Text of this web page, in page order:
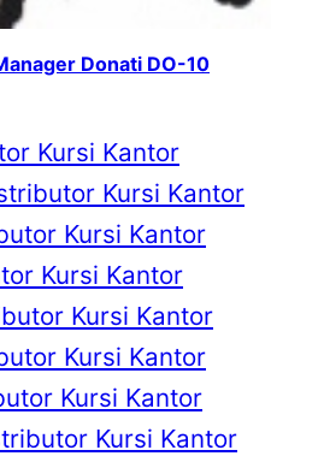
Donati DO-10
Kursi Kantor
Kursi Kantor
Kursi Kantor
Kursi Kantor
Kursi Kantor
Kursi Kantor
Kursi Kantor
Kursi Kantor